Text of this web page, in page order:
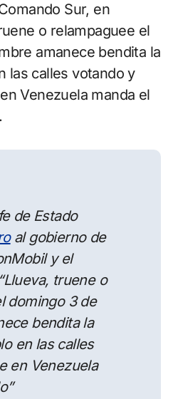
Sur, en
o relampaguee el
amanece bendita la
las calles votando y
Venezuela manda el
de Estado
al gobierno de
y el
truene o
domingo 3 de
bendita la
en las calles
en Venezuela